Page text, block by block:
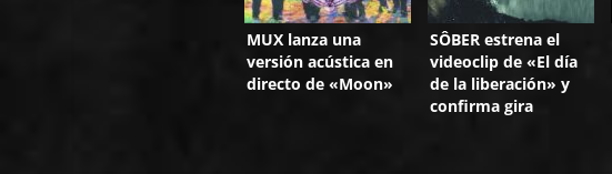
MUX lanza una
versión acústica en
directo de «Moon»
SÔBER estrena el
videoclip de «El día
de la liberación» y
confirma gira